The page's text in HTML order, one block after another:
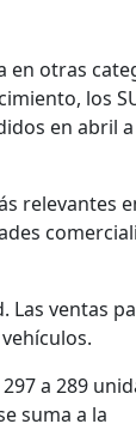
en otras
los
en abril a
relevantes
Las ventas
a 289
suma a la